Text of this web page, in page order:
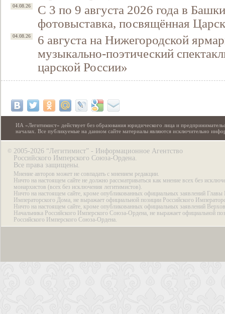
04.08.26
С 3 по 9 августа 2026 года в
фотовыставка, посвящённая
04.08.26
6 августа на Нижегородской
музыкально-поэтический
царской России»
ИА «Легитимист» действует без образования юридического лица и
началах. Все публикуемые на данном сайте материалы являются исключительно
© 2005-2026 “Легитимист” - Информационное Агентство
Российского Имперского Союза-Ордена.
Все права защищены.
Мнение авторов может не совпадать с мнением редакции.
Ничто на настоящем сайте не должно рассматриваться как мнение всех без
монархистов (всех без исключения легитимистов).
Ничто на настоящем сайте, кроме опубликованных официальных заявлений Главы
Императорского Дома, не выражает официальной позиции Российского
Ничто на настоящем сайте, кроме опубликованных официальных заявлений
Начальника Российского Имперского Союза-Ордена, не выражает официальной
Российского Имперского Союза-Ордена.